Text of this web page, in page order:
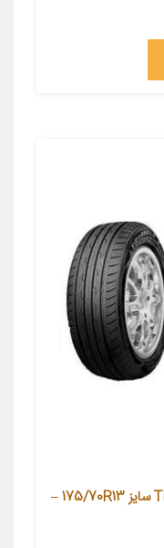
لاستیک خودرو تراینگل تایر مدل TE301 سایز 175/70R13 –